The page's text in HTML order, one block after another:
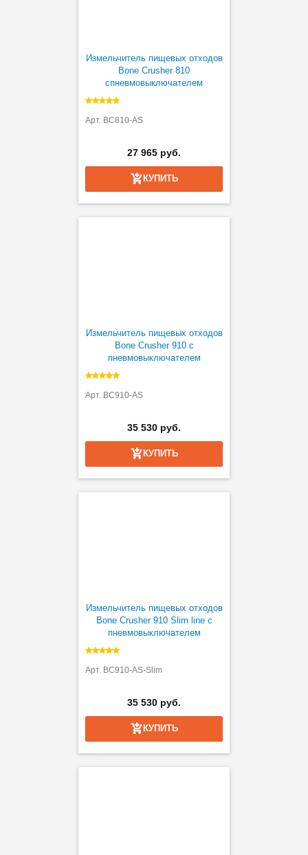
Измельчитель пищевых отходов
Bone Crusher 810
спневмовыключателем
Арт. BC810-AS
27 965 руб.
КУПИТЬ
Измельчитель пищевых отходов
Bone Crusher 910 с
пневмовыключателем
Арт. BC910-AS
35 530 руб.
КУПИТЬ
Измельчитель пищевых отходов
Bone Crusher 910 Slim line с
пневмовыключателем
Арт. BC910-AS-Slim
35 530 руб.
КУПИТЬ